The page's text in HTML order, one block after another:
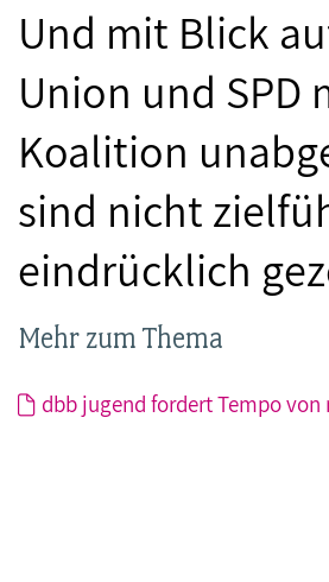
Und mit Blick
Union und SPD
Koalition
sind nicht
eindrücklich
Mehr zum Thema
dbb jugend fordert Tempo